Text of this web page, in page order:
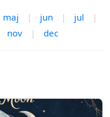
maj | jun | jul
|
nov | dec